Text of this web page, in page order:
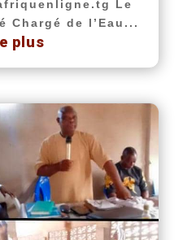
afriquenligne.tg Le
Chargé de l’Eau...
plus